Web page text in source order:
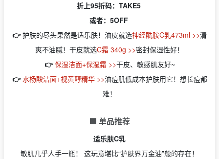
折上95折码：TAKE5
或者：5OFF
👉护肤的尽头果然是适乐肤！油皮就选神经酰胺C乳473ml >>清
爽不油腻！干皮就选C霜 340g >>密封保湿性好！
👉保湿洁面+保湿霜 >>干皮、敏感肌友好~
👉水杨酸洁面+视黄醇精华 >>油痘肌低成本护肤用它！想长痘都
难！
🟩 单品推荐
适乐肤C乳
敏肌几乎人手一瓶！ 这玩意堪比“护肤界万金油”般的存在！